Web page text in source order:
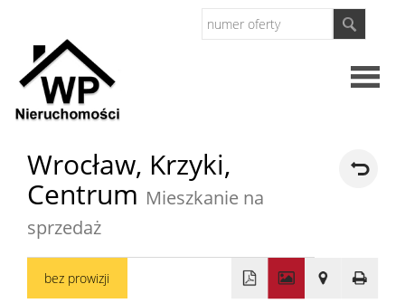
Wrocław, Krzyki,
Centrum Mieszkanie na
sprzedaż
bez prowizji